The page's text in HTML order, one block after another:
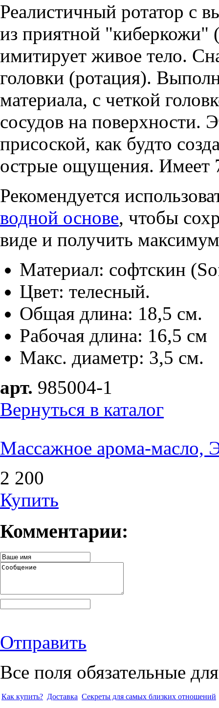
Реалистичный ротатор с
из приятной "киберкожи"
имитирует живое тело.
головки (ротация).
материала, с четкой
сосудов на поверхности.
присоской, как будто
острые ощущения. Имеет
Рекомендуется
водной основе, чтобы
виде и получить
Материал: софтскин
Цвет: телесный.
Общая длина: 18,5 см.
Рабочая длина: 16,5 см
Макс. диаметр: 3,5 см.
арт. 985004-1
Вернуться в каталог
Массажное арома-масло,
2 200
Купить
Комментарии:
Отправить
Все поля обязательные
Как купить? Доставка Секреты для самых близких отношений